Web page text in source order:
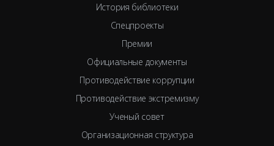
История библиотеки
Спецпроекты
Премии
Официальные документы
Противодействие коррупции
Противодействие экстремизму
Ученый совет
Организационная структура